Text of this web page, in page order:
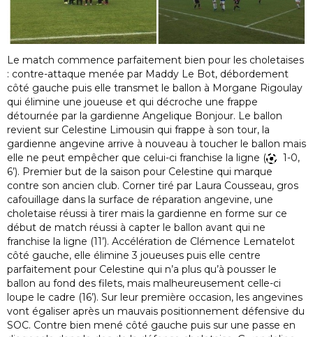
Le match commence parfaitement bien pour les choletaises
: contre-attaque menée par Maddy Le Bot, débordement
côté gauche puis elle transmet le ballon à Morgane Rigoulay
qui élimine une joueuse et qui décroche une frappe
détournée par la gardienne Angelique Bonjour. Le ballon
revient sur Celestine Limousin qui frappe à son tour, la
gardienne angevine arrive à nouveau à toucher le ballon mais
elle ne peut empêcher que celui-ci franchise la ligne (
1-0,
6’). Premier but de la saison pour Celestine qui marque
contre son ancien club. Corner tiré par Laura Cousseau, gros
cafouillage dans la surface de réparation angevine, une
choletaise réussi à tirer mais la gardienne en forme sur ce
début de match réussi à capter le ballon avant qui ne
franchise la ligne (11’). Accélération de Clémence Lematelot
côté gauche, elle élimine 3 joueuses puis elle centre
parfaitement pour Celestine qui n’a plus qu’à pousser le
ballon au fond des filets, mais malheureusement celle-ci
loupe le cadre (16’). Sur leur première occasion, les angevines
vont égaliser après un mauvais positionnement défensive du
SOC. Contre bien mené côté gauche puis sur une passe en